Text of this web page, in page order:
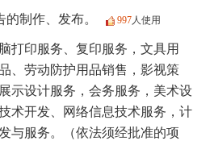
制作、发布。 997人使用
打印服务、复印服务，文具用
、劳动防护用品销售，影视策
示设计服务，会务服务，美术设
术开发、网络信息技术服务，计
与服务。（依法须经批准的项